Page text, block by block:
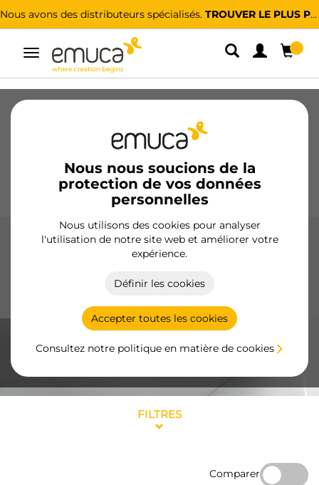
Nous avons des distributeurs spécialisés. TROUVER LE PLUS PROCHE
Alterner
navigation
Nous nous soucions de la
protection de vos données
personnelles
Nous utilisons des cookies pour analyser
l'utilisation de notre site web et améliorer votre
expérience.
Définir les cookies
Accepter toutes les cookies
Consultez notre politique en matière de cookies
Charnières
Cuisine Montage
Poignées Pieds Présentoirs
Systèmes d'assemblage pour meubles
conçus pour garantir un montage sûr, durable et
FILTRES
Comparer